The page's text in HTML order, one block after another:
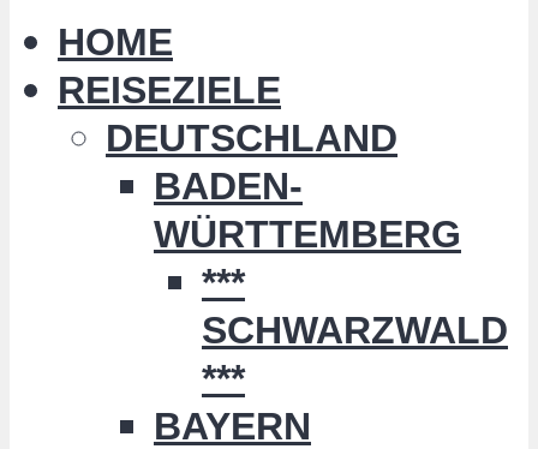
HOME
REISEZIELE
DEUTSCHLAND
BADEN-
WÜRTTEMBERG
***
SCHWARZWALD
***
BAYERN